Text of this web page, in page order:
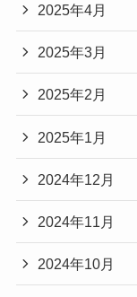
2025年4月
2025年3月
2025年2月
2025年1月
2024年12月
2024年11月
2024年10月